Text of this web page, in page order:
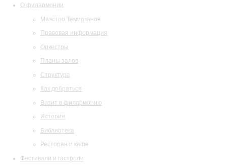
О филармонии
Маэстро Темирканов
Правовая информация
Оркестры
Планы залов
Структура
Как добраться
Визит в филармонию
История
Библиотека
Ресторан и кафе
Фестивали и гастроли